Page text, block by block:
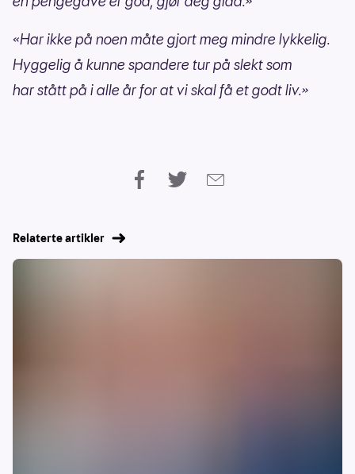
«Har ikke på noen måte gjort meg mindre lykkelig.
Hyggelig å kunne spandere tur på slekt som
har stått på i alle år for at vi skal få et godt liv.»
Relaterte artikler